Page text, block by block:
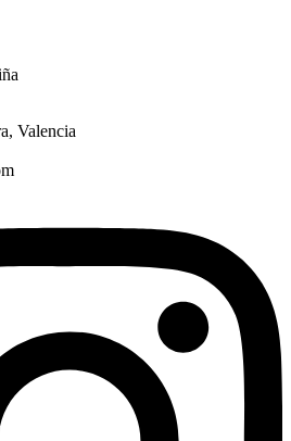
Valencia